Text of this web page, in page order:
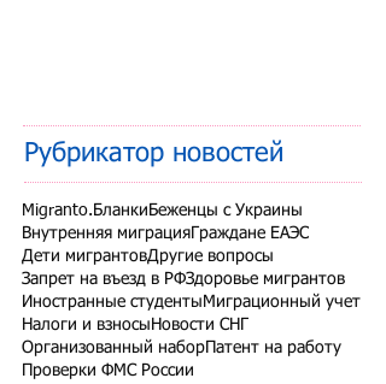
Рубрикатор новостей
Migranto.Бланки Беженцы с Украины
Внутренняя миграция Граждане ЕАЭС
Дети мигрантовДругие вопросы
Запрет на въезд в РФЗдоровье мигрантов
Иностранные студенты Миграционный учет
Налоги и взносы Новости СНГ
Организованный набор Патент на работу
Проверки ФМС России